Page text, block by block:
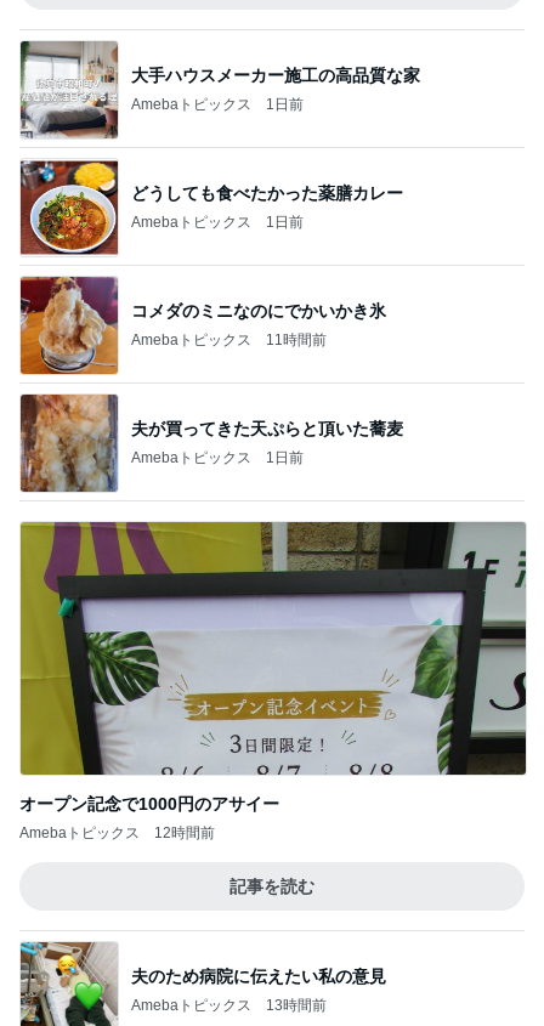
大手ハウスメーカー施工の高品質な家
Amebaトピックス 1日前
どうしても食べたかった薬膳カレー
Amebaトピックス 1日前
コメダのミニなのにでかいかき氷
Amebaトピックス 11時間前
夫が買ってきた天ぷらと頂いた蕎麦
Amebaトピックス 1日前
オープン記念で1000円のアサイー
Amebaトピックス 12時間前
記事を読む
夫のため病院に伝えたい私の意見
Amebaトピックス 13時間前